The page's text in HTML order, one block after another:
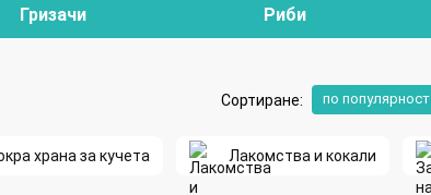
Гризачи Риби
Сортиране: по популярност
храна за кучета Лакомства и кокали